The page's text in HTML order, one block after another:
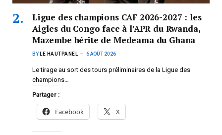
Ligue des champions CAF 2026-2027 : les
Aigles du Congo face à l’APR du Rwanda,
Mazembe hérite de Medeama du Ghana
BY LE HAUTPANEL 6 AOÛT 2026
Le tirage au sort des tours préliminaires de la Ligue des
champions…
Partager :
Facebook X